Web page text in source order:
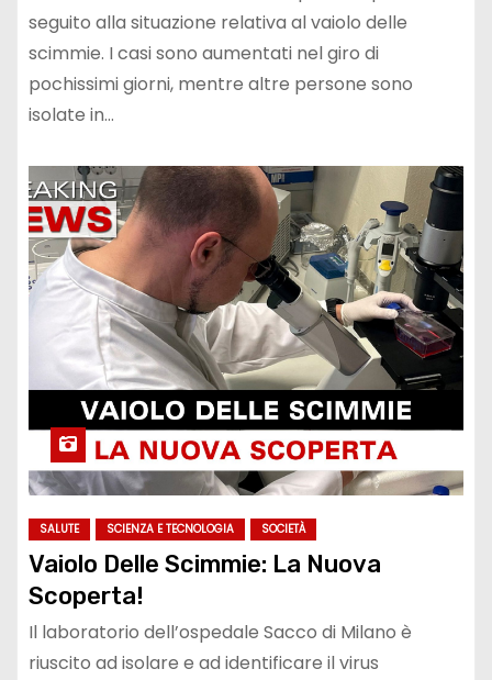
seguito alla situazione relativa al vaiolo delle
scimmie. I casi sono aumentati nel giro di
pochissimi giorni, mentre altre persone sono
isolate in…
SALUTE SCIENZA E TECNOLOGIA SOCIETÀ
Vaiolo Delle Scimmie: La Nuova
Scoperta!
Il laboratorio dell’ospedale Sacco di Milano è
riuscito ad isolare e ad identificare il virus